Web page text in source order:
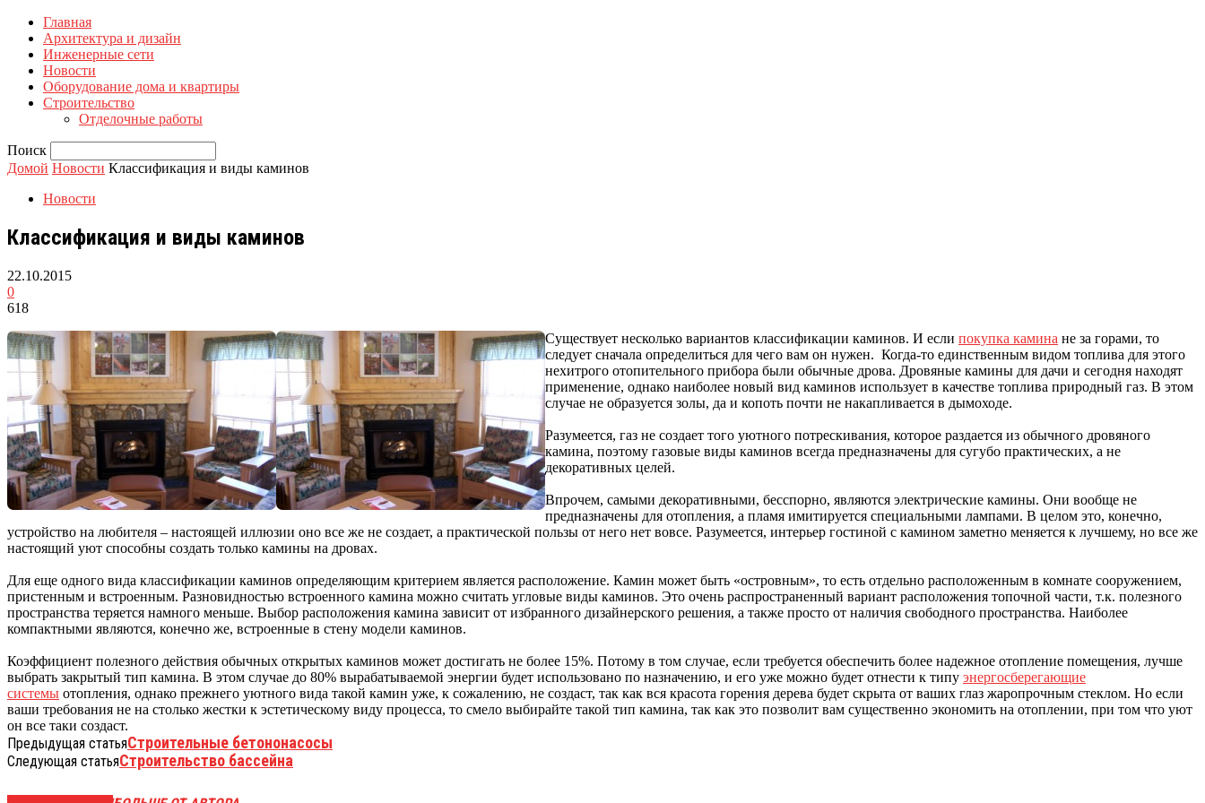
Главная
Архитектура и дизайн
Инженерные сети
Новости
Оборудование дома и квартиры
Строительство
Отделочные работы
Поиск
Домой Новости Классификация и виды каминов
Новости
Классификация и виды каминов
22.10.2015
0
618
Существует несколько вариантов классификации каминов. И если покупка камина не за горами, то
следует сначала определиться для чего вам он нужен. Когда-то единственным видом топлива для этого
нехитрого отопительного прибора были обычные дрова. Дровяные камины для дачи и сегодня находят
применение, однако наиболее новый вид каминов использует в качестве топлива природный газ. В этом
случае не образуется золы, да и копоть почти не накапливается в дымоходе.
Разумеется, газ не создает того уютного потрескивания, которое раздается из обычного дровяного
камина, поэтому газовые виды каминов всегда предназначены для сугубо практических, а не
декоративных целей.
Впрочем, самыми декоративными, бесспорно, являются электрические камины. Они вообще не
предназначены для отопления, а пламя имитируется специальными лампами. В целом это, конечно,
устройство на любителя – настоящей иллюзии оно все же не создает, а практической пользы от него нет вовсе. Разумеется, интерьер гостиной с камином заметно меняется к лучшему, но все же
настоящий уют способны создать только камины на дровах.
Для еще одного вида классификации каминов определяющим критерием является расположение. Камин может быть «островным», то есть отдельно расположенным в комнате сооружением,
пристенным и встроенным. Разновидностью встроенного камина можно считать угловые виды каминов. Это очень распространенный вариант расположения топочной части, т.к. полезного
пространства теряется намного меньше. Выбор расположения камина зависит от избранного дизайнерского решения, а также просто от наличия свободного пространства. Наиболее
компактными являются, конечно же, встроенные в стену модели каминов.
Коэффициент полезного действия обычных открытых каминов может достигать не более 15%. Потому в том случае, если требуется обеспечить более надежное отопление помещения, лучше
выбрать закрытый тип камина. В этом случае до 80% вырабатываемой энергии будет использовано по назначению, и его уже можно будет отнести к типу энергосберегающие
системы отопления, однако прежнего уютного вида такой камин уже, к сожалению, не создаст, так как вся красота горения дерева будет скрыта от ваших глаз жаропрочным стеклом. Но если
ваши требования не на столько жестки к эстетическому виду процесса, то смело выбирайте такой тип камина, так как это позволит вам существенно экономить на отоплении, при том что уют
он все таки создаст.
Предыдущая статьяСтроительные бетононасосы
Следующая статьяСтроительство бассейна